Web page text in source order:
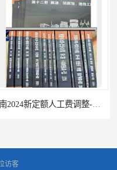
屋建筑定额-海南定额
访客